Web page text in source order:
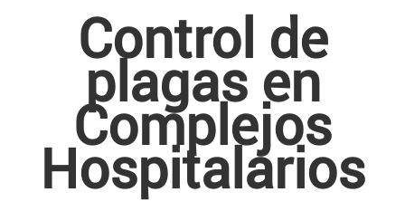
Control de
plagas en
Complejos
Hospitalarios